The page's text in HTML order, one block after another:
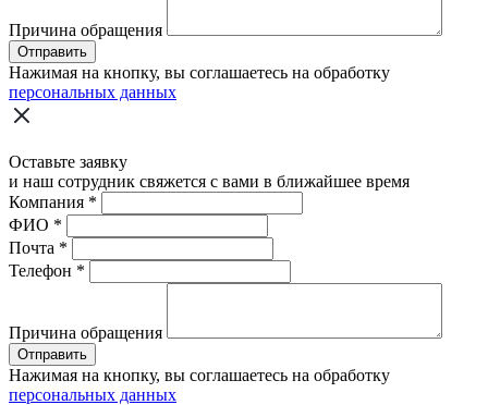
Причина обращения
Отправить
Нажимая на кнопку, вы соглашаетесь на обработку
персональных данных
Оставьте заявку
и наш сотрудник свяжется с вами в ближайшее время
Компания *
ФИО *
Почта *
Телефон *
Причина обращения
Отправить
Нажимая на кнопку, вы соглашаетесь на обработку
персональных данных